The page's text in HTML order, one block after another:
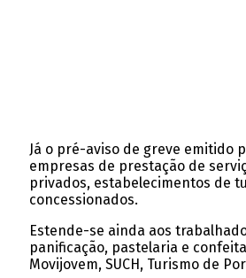
Já o pré-aviso de greve emitido
empresas de prestação de
privados, estabelecimentos de
concessionados.
Estende-se ainda aos
panificação, pastelaria e
Movijovem, SUCH, Turismo de